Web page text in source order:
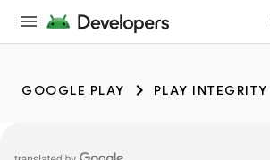
GOOGLE PLAY PLAY INTEGRITY